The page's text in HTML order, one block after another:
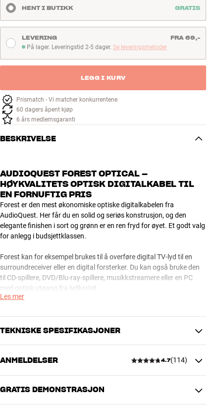
HENT I BUTIKK GRATIS
På lager. Leveringstid 2-5 dager
På lager. Leveringstid 2-5 dager. Se leveringsmetoder
LEVERING FRA 69,-
LEGG I KURV
Prismatch - Vi matcher konkurrentene
60 dagers åpent kjøp
6 års medlemsgaranti
BESKRIVELSE
AUDIOQUEST FOREST OPTICAL –
HØYKVALITETS OPTISK DIGITALKABEL TIL
EN FORNUFTIG PRIS
Forest er den mest økonomiske optiske digitalkabelen fra
AudioQuest. Her får du en solid og seriøs konstrusjon, og den
elegante finishen i sort og grønn er en ren fryd for øyet. Et godt valg
for anlegg i budsjettklassen.
Forest kan for eksempel brukes til å overføre digital TV-lyd til en
surroundreceiver eller en digital forsterker. Du kan også bruke den
til CD-spillere, DVD/Blu-ray-spillere, musikkstreamere eller en PC
med optisk utgang fra lydkortet.
impulser, så overfører en optisk kabel signalet ved hjelp av LED-
lysglimt. Fordelen med dette er at signalet ikke blir forstyrret av støy
AudioQuest optiske digitalkabler – fire kabelserier til fire behov
Les mer
TEKNISKE SPESIFIKASJONER
TILKOBLINGER
Støpsel Toslink
PRODUKTDATA
ANMELDELSER 4.7(114)
4.7
GRATIS DEMONSTRASJON